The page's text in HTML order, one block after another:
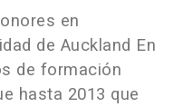
en
de Auckland En
de formación
hasta 2013 que